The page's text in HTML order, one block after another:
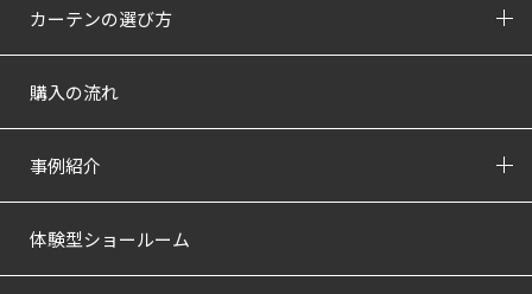
カーテンの選び方
購入の流れ
事例紹介
体験型ショールーム